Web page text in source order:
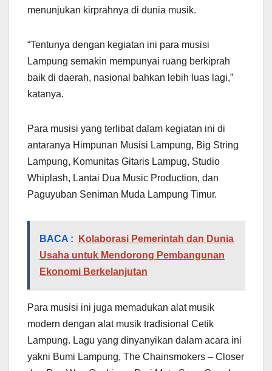
menunjukan kirprahnya di dunia musik.
“Tentunya dengan kegiatan ini para musisi
Lampung semakin mempunyai ruang berkiprah
baik di daerah, nasional bahkan lebih luas lagi,”
katanya.
Para musisi yang terlibat dalam kegiatan ini di
antaranya Himpunan Musisi Lampung, Big String
Lampung, Komunitas Gitaris Lampug, Studio
Whiplash, Lantai Dua Music Production, dan
Paguyuban Seniman Muda Lampung Timur.
BACA :
Kolaborasi Pemerintah dan Dunia
Usaha untuk Mendorong Pembangunan
Ekonomi Berkelanjutan
Para musisi ini juga memadukan alat musik
modern dengan alat musik tradisional Cetik
Lampung. Lagu yang dinyanyikan dalam acara ini
yakni Bumi Lampung, The Chainsmokers – Closer